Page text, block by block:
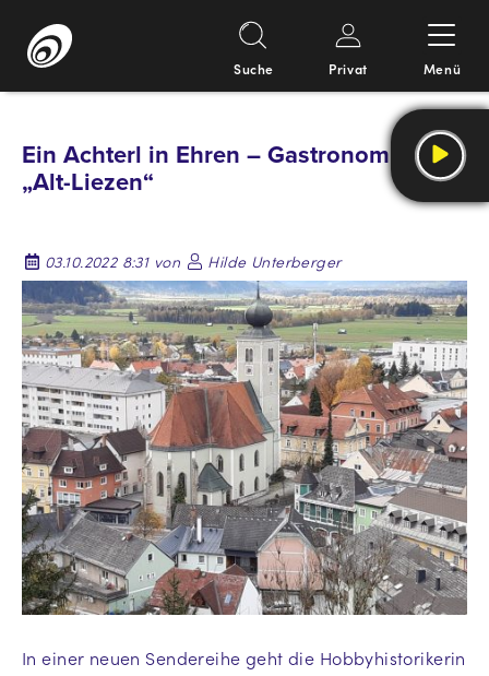
Inhalt
Suche Privat Menü
Ein Achterl in Ehren – Gastronomie in
„Alt-Liezen“
03.10.2022 8:31 von Hilde Unterberger
In einer neuen Sendereihe geht die Hobbyhistorikerin